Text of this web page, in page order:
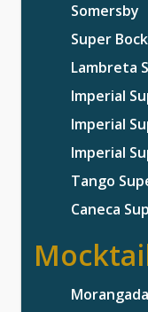
Somersby
Super
Lambreta
Imperial
Imperial
Imperial
Tango
Caneca
Morangada